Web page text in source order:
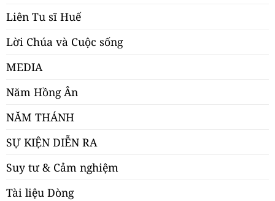
Liên Tu sĩ Huế
Lời Chúa và Cuộc sống
MEDIA
Năm Hồng Ân
NĂM THÁNH
SỰ KIỆN DIỄN RA
Suy tư & Cảm nghiệm
Tài liệu Dòng